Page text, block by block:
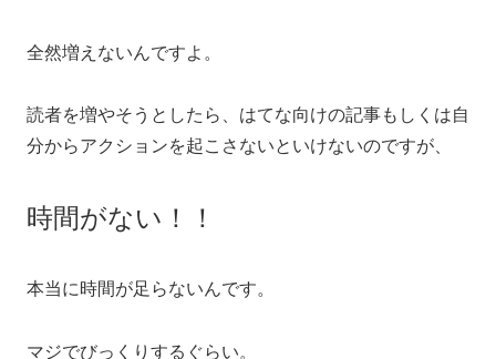
全然増えないんですよ。
読者を増やそうとしたら、はてな向けの記事もしくは自
分からアクションを起こさないといけないのですが、
時間がない！！
本当に時間が足らないんです。
マジでびっくりするぐらい。